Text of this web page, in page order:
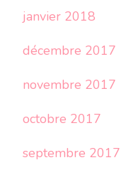
janvier 2018
décembre 2017
novembre 2017
octobre 2017
septembre 2017